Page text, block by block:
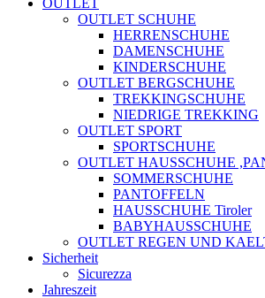
OUTLET SCHUHE
HERRENSCHUHE
DAMENSCHUHE
KINDERSCHUHE
OUTLET BERGSCHUHE
TREKKINGSCHUHE
NIEDRIGE TREKKING
OUTLET SPORT
SPORTSCHUHE
OUTLET HAUSSCHUHE
SOMMERSCHUHE
PANTOFFELN
HAUSSCHUHE Tiroler
BABYHAUSSCHUHE
OUTLET REGEN UND
Sicherheit
Sicurezza
Jahreszeit